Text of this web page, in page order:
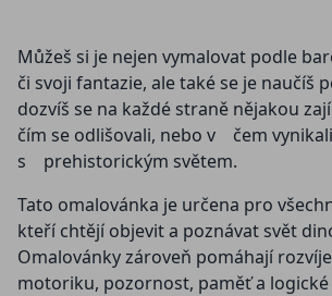
Můžeš si je nejen vymalovat podle
či svoji fantazie, ale také se je naučíš
dozvíš se na každé straně nějakou
čím se odlišovali, nebo v čem
s prehistorickým světem.
Tato omalovánka je určena pro
kteří chtějí objevit a poznávat svět
Omalovánky zároveň pomáhají
motoriku, pozornost, paměť a logické